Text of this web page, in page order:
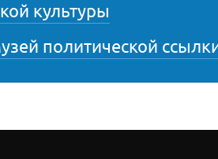
культуры
политической